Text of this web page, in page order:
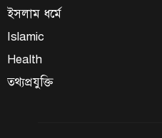
ইসলাম ধর্মে
Islamic
Health
তথ্যপ্রযুক্তি